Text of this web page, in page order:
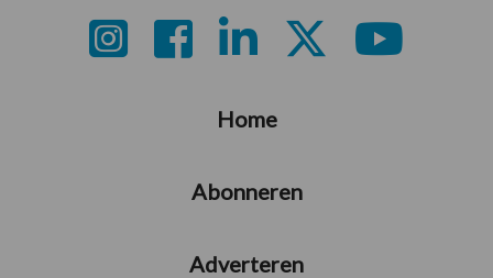
Home
Abonneren
Adverteren